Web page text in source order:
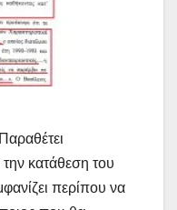
κατάθεση του
περίπου να